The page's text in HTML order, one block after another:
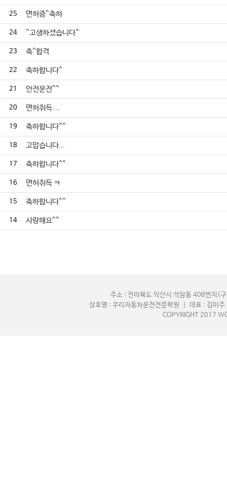
25 면허증^축하
24 ^고생하셨습니다^
23 축^합격
22 축하합니다^
21 안전운전^^
20 면허취득....
19 축하합니다^^
18 고맙습니다...
17 축하합니다^^
16 면허취득 ㅋ
15 축하합니다^^
14 사랑해요^^
주소 : 전라북도 익산시 석암동 408번
상호명 : 우리자동차운전전문학원 | 대표 : 김
COPYRIGHT 2017